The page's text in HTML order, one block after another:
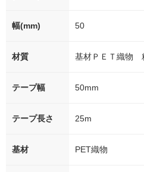
幅(mm) 50
材質 基材ＰＥＴ織物
テープ幅 50mm
テープ長さ 25m
基材 PET織物